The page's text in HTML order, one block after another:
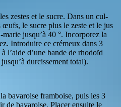
zestes et le sucre. Dans un cul-
le sucre plus le zeste et le jus
jusqu’à 40 °. Incorporez la
Introduire ce crémeux dans 3
l’aide d’une bande de rhodoïd
durcissement total).
bavaroise framboise, puis les 3
de bavaroise. Placer ensuite le